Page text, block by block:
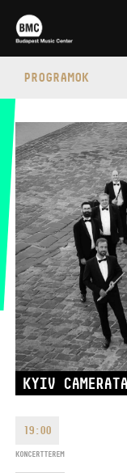
BUDAPEST MUSIC
TELEFON
FAX
info@bmc.hu
PROGRAMOK
KYIV
19:00
KONCERTTEREM